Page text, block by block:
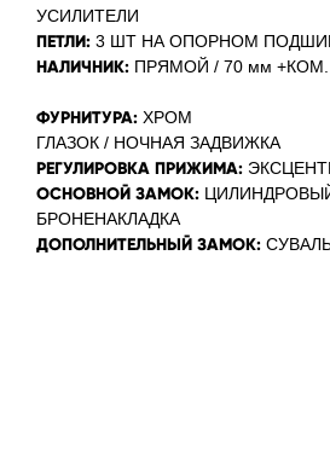
УСИЛИТЕЛИ
ПЕТЛИ: 3 ШТ НА ОПОРНОМ
НАЛИЧНИК: ПРЯМОЙ / 70 мм
ФУРНИТУРА: ХРОМ
ГЛАЗОК / НОЧНАЯ ЗАДВИЖКА
РЕГУЛИРОВКА ПРИЖИМА:
ОСНОВНОЙ ЗАМОК:
БРОНЕНАКЛАДКА
ДОПОЛНИТЕЛЬНЫЙ ЗАМОК: